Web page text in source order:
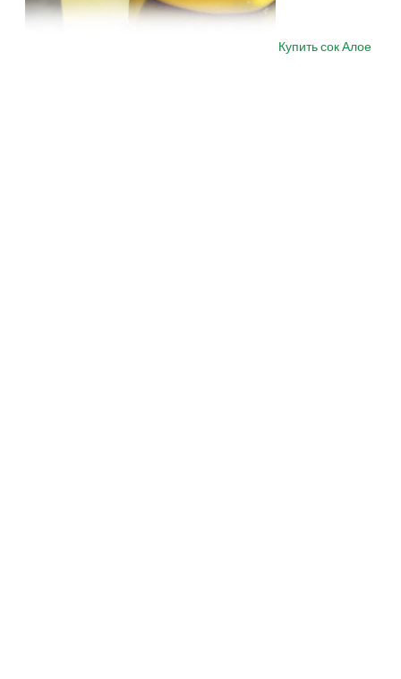
Купить сок Алое